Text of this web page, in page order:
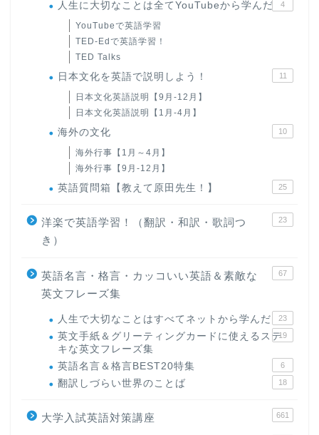
人生に大切なことは全てYouTubeから学んだ 4
YouTubeで英語学習
TED-Edで英語学習！
TED Talks
日本文化を英語で説明しよう！ 11
日本文化英語説明【9月-12月】
日本文化英語説明【1月-4月】
海外の文化 10
海外行事【1月～4月】
海外行事【9月-12月】
英語質問箱【教えて原田先生！】 25
洋楽で英語学習！（翻訳・和訳・歌詞つ
き）
23
英語名言・格言・カッコいい英語＆素敵な
英文フレーズ集
67
人生で大切なことはすべてネットから学んだ 23
英文手紙＆グリーティングカードに使えるステ
キな英文フレーズ集
19
英語名言＆格言BEST20特集 6
翻訳しづらい世界のことば 18
大学入試英語対策講座 661